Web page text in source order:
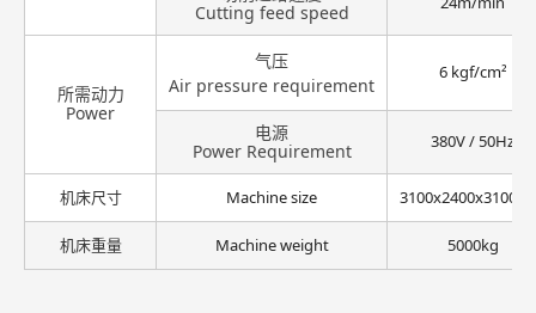
Cutting feed speed
所需动力
Power
气压
Air pressure requirement
6 kgf/cm²
电源
Power Requirement
380V / 50Hz
机床尺寸 Machine size
机床重量 Machine weight 5000kg